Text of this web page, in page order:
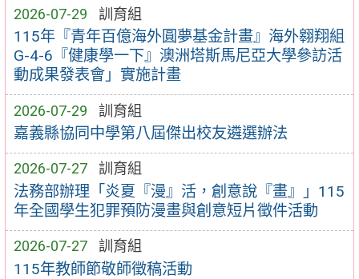
2026-07-29 訓育組
115年『青年百億海外圓夢基金計畫』海外翱翔組
G-4-6『健康學一下』澳洲塔斯馬尼亞大學參訪活
動成果發表會」實施計畫
2026-07-29 訓育組
嘉義縣協同中學第八屆傑出校友遴選辦法
2026-07-27 訓育組
法務部辦理「炎夏『漫』活，創意說『畫』」115
年全國學生犯罪預防漫畫與創意短片徵件活動
2026-07-27 訓育組
115年教師節敬師徵稿活動